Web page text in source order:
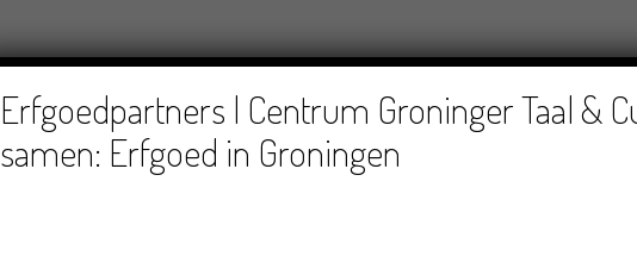
Erfgoedpartners | Centrum Groninger Taal &
samen: Erfgoed in Groningen